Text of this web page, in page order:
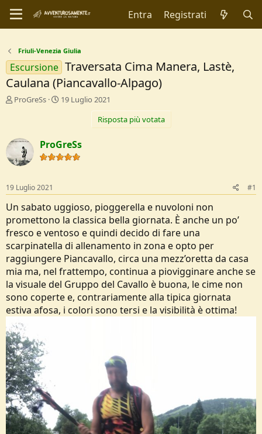
Entra Registrati
Friuli-Venezia Giulia
Escursione Traversata Cima Manera, Lastè,
Caulana (Piancavallo-Alpago)
C
t
r
D
i
s
u
s
s
i
o
n
e
ProGreSs
D
d
i
I
z
i
o
19 Luglio 2021
Risposta più votata
ProGreSs
19 Luglio 2021 #1
Un sabato uggioso, pioggerella e nuvoloni non
promettono la classica bella giornata. È anche un po’
fresco e ventoso e quindi decido di fare una
scarpinatella di allenamento in zona e opto per
raggiungere Piancavallo, circa una mezz’oretta da casa
mia ma, nel frattempo, continua a piovigginare anche se
la visuale del Gruppo del Cavallo è buona, le cime non
sono coperte e, contrariamente alla tipica giornata
estiva afosa, i colori sono tersi e la visibilità è ottima!